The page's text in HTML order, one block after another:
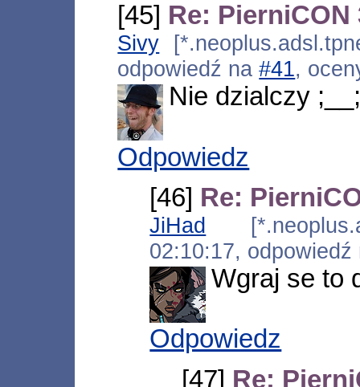
[45] Re:
Sivy
odpowiedź na#41,
Nie dzialczy ;__;
Odpowiedz
[46] Re:
JiHad
02:10:17,
Wgraj se to
Odpowiedz
[47] Re: